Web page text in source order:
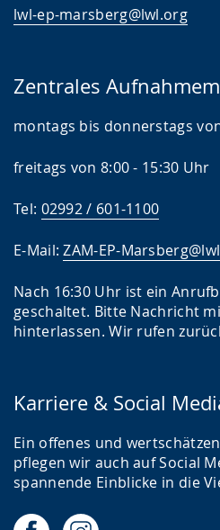
lwl-ep-marsberg@lwl.org
Zentrales
montags bis donnerstags
freitags von 8:00 - 15:30 Uhr
Tel: 02992 / 601-1100
E-Mail:ZAM-EP-
Nach 16:30 Uhr ist ein
geschaltet. Bitte Nachricht
hinterlassen. Wir rufen
Karriere & Social
Ein offenes und
pflegen wir auch auf Social
spannende Einblicke in die